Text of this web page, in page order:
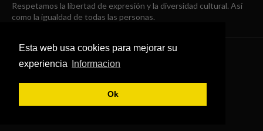
Esta web usa cookies para mejorar su
experiencia
Informacion
Ok
Respetamos la libertad de expresión y la diversidad cultural. Así
como la igualdad de todas las personas.
Copyright © 1998 -